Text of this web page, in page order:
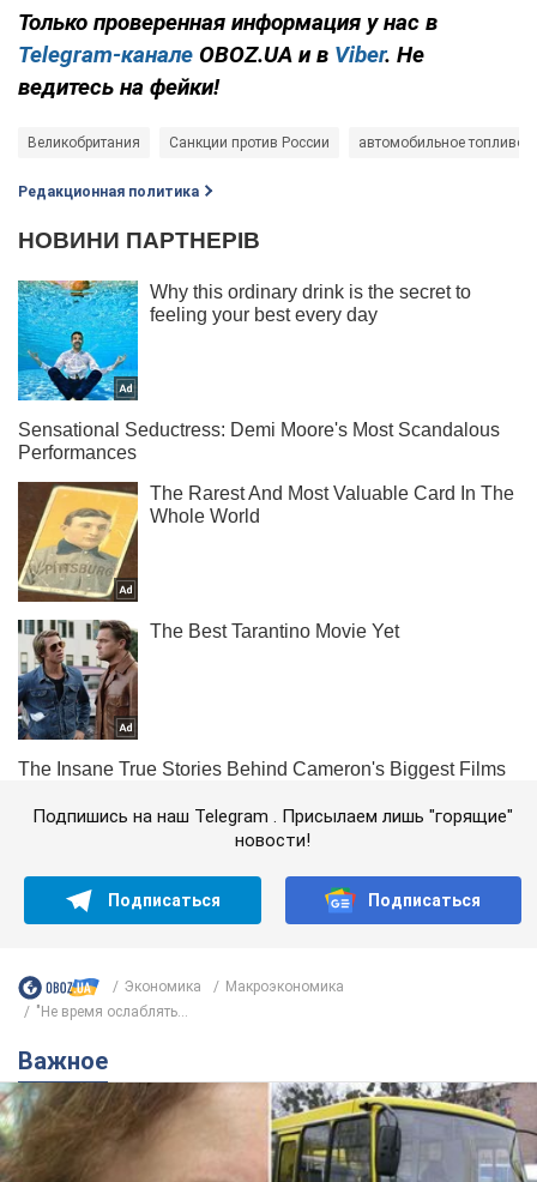
Только проверенная информация у нас в
Telegram-канале OBOZ.UA и в Viber. Не
ведитесь на фейки!
Великобритания Санкции против России автомобильное топливо
Редакционная политика
Подпишись на наш Telegram . Присылаем лишь "горящие"
новости!
Подписаться Подписаться
Экономика
Mакроэкономика
"Не время ослаблять...
Важное